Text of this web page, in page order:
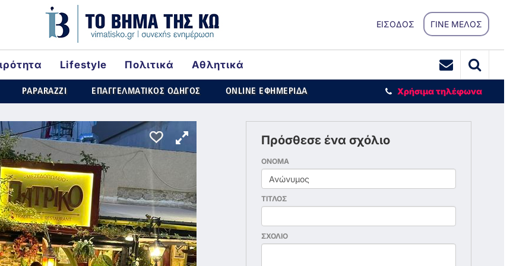
ΕΙΣΟΔΟΣ ΓΙΝΕ ΜΕΛΟΣ
Lifestyle Πολιτικά
Αθλητικά
PAPARAZZI ΕΠΑΓΓΕΛΜΑΤΙΚΟΣ ΟΔΗΓΟΣ ONLINE ΕΦΗΜΕΡΙΔΑ Χρήσιμα τηλέφωνα
Πρόσθεσε ένα σχόλιο
ΟΝΟΜΑ
ΤΙΤΛΟΣ
ΣΧΟΛΙΟ